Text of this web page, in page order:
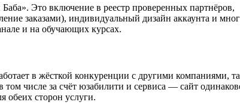
Это включение в реестр проверенных партнёров,
заказами), индивидуальный дизайн аккаунта и
и на обучающих курсах.
в жёсткой конкуренции с другими компаниями,
числе за счёт юзабилити и сервиса — сайт
обеих сторон услуги.